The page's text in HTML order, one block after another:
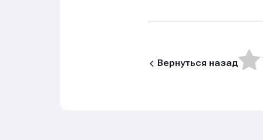
Вернуться назад